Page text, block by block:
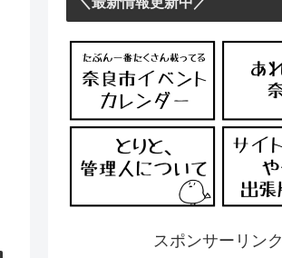
スポンサーリンク